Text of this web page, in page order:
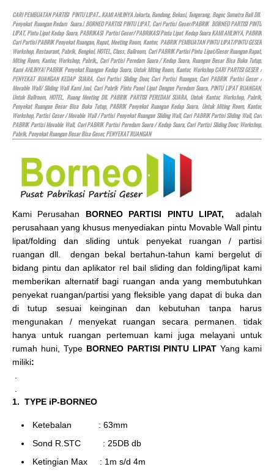
CARI PEMBUATAN PARTISI PINTU LIPAT.. KAMI AHLINYA Jakarta, Bandung, Bekasi, Tangerang, Bogor, Sumatra Bali Dll.
Penyekat Ruangan Redam Suara.! BORNEO PARTISI PINTU LIPAT, Cari Partisi Geser/PABRIK BORNEO PARTISI PINTU
LIPAT, Pintu Lipat Kedap Suara, PABRIKASI Partisi Geser/ PABRIKASI Pintu Lipat Kedap Suara KAMI AHLINYA, PABRIK
Cari Partisi PABRIK Penyekat Ruangan, Rapat, Meeting Room, Kantor, PABRIK PEMBUATAN PINTU LIPAT/PINTU GESER
Workshop, Restaurant, Pabrik, Bengkel,HOTEL, Class, Ballroom, Cari PABRIK Partisi Pintu Lipat/Geser Ruangan Rapat,
Miting Room, Kantor, Workshop, Pabrik,, Cari Partisi Peredam Suara / Kedap Suara, Ruangan Besar Bisa Buka Tutup,
Kami AHLINYA! PABRIK Penyekat Ruangan Kedap Suara, Untuk Miting Room, Kantor, Workshop CARI PARTISI GESER /
PENYEKAT RUANGAN KEDAP SUARA. Cari Partisi Sliding Door, Cari Partisi Ruangan, Cari PABRIK Partisi Geser /
Movable Wall/ Sliding Wall Kami Jual, Cari Pabrik Pintu Panel Lipat Dengan Peredam Suara, PINTU LIPAT RUANGAN,
Untuk Ballroom,HOTEL, Ruang Meeting Dll. PABRIK PARTISI PEREDAM SUARA, Untuk Kantor, Workshop, Pabrik,
Penyekat Ruangan Besar Bisa Buka Tutup, PABRIK Penyekat Ruangan Kedap Suara, Untuk Miting Room, Kantor,
Workshop, Partisi Geser / Movable Wall / Partisi Penyekat Ruangan Sliding Wall, Cari PABRIK Partisi Sliding Wall, Cari
PABRIK Partisi Movable Wall, Cari PABRIK Partisi Peredam Suara / Kedap Suara, Cari Partisi Sliding Door, Workshop,
Pabrik, Penyekat Ruangan Besar Bisa Geser, PENYEKAT RUANGAN
Kami Perusahan BORNEO PARTISI PINTU LIPAT, adalah
perusahaan yang khusus menyediakan pintu Movable Wall pintu
lipat/folding dan sliding untuk penyekat ruangan / partisi
ruangan dll. dengan bekal bertahun-tahun kami bergelut di
bidang pintu dan aplikator rel bail sliding dan folding/lipat kami
memberikan alternatif bagi ruangan anda yang membutuhkan
penyekat ruangan/partisi yang fleksible yang dapat di buka dan
di tutup sesuai keinginan dan kebutuhan tanpa harus
mengunakan / menyekat ruangan secara permanen. tidak
hanya untuk ruangan pertemuan kami juga melayani untuk
rumah huni, Type BORNEO PARTISI PINTU LIPAT Yang kami
miliki:
1. TYPE iP-BORNEO
Ketebalan : 63mm
Sond R.STC : 25DB db
Ketingian Max : 1m s/d 4m